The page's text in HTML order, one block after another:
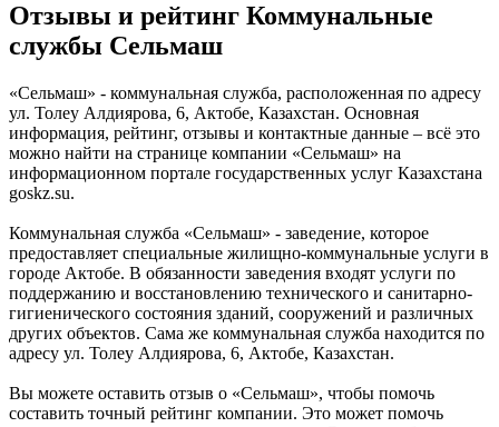
Отзывы и рейтинг Коммунальные
службы Сельмаш
«Сельмаш» - коммунальная служба, расположенная по адресу
ул. Толеу Алдиярова, 6, Актобе, Казахстан. Основная
информация, рейтинг, отзывы и контактные данные – всё это
можно найти на странице компании «Сельмаш» на
информационном портале государственных услуг Казахстана
goskz.su.
Коммунальная служба «Сельмаш» - заведение, которое
предоставляет специальные жилищно-коммунальные услуги в
городе Актобе. В обязанности заведения входят услуги по
поддержанию и восстановлению технического и санитарно-
гигиенического состояния зданий, сооружений и различных
других объектов. Сама же коммунальная служба находится по
адресу ул. Толеу Алдиярова, 6, Актобе, Казахстан.
Вы можете оставить отзыв о «Сельмаш», чтобы помочь
составить точный рейтинг компании. Это может помочь